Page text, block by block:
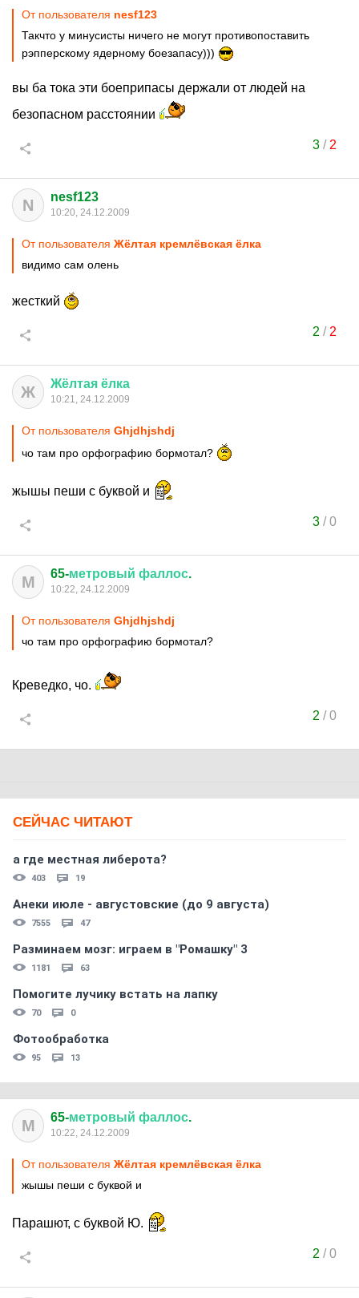
От пользователя nesf123
Такчто у минусисты ничего не могут противопоставить
рэпперскому ядерному боезапасу)))
вы ба тока эти боеприпасы держали от людей на
безопасном расстоянии
3/ 2
N nesf123
10:20, 24.12.2009
От пользователя Жёлтая кремлёвская ёлка
видимо сам олень
жесткий
2 / 2
Ж Жёлтая ёлка
10:21, 24.12.2009
От пользователя Ghjdhjshdj
чо там про орфографию бормотал?
жышы пеши с буквой и
3/0
М 65-метровый фаллос.
10:22, 24.12.2009
От пользователя Ghjdhjshdj
чо там про орфографию бормотал?
Креведко, чо.
2 /0
СЕЙЧАС ЧИТАЮТ
а где местная либерота?
403 19
Анеки июле - августовские (до 9 августа)
7555 47
Разминаем мозг: играем в "Ромашку" 3
1181 63
Помогите лучику встать на лапку
70 0
Фотообработка
95 13
М 65-метровый фаллос.
10:22, 24.12.2009
От пользователя Жёлтая кремлёвская ёлка
жышы пеши с буквой и
Парашют, с буквой Ю.
2 /0